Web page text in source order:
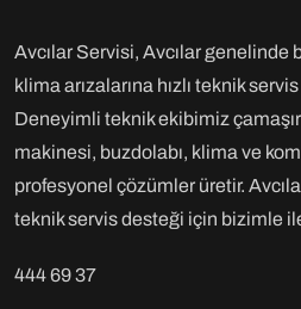
Avcılar Servisi, Avcılar genelinde
klima arızalarına hızlı teknik
Deneyimli teknik ekibimiz
makinesi, buzdolabı, klima ve
profesyonel çözümler üretir.
teknik servis desteği için bizimle
444 69 37